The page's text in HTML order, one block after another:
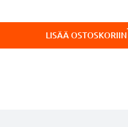
LISÄÄ OSTOSKORIIN